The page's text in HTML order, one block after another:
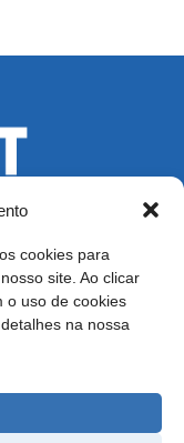
cookies para
site. Ao clicar
o uso de cookies
na nossa
Oscar Niemeyer,
016-1515